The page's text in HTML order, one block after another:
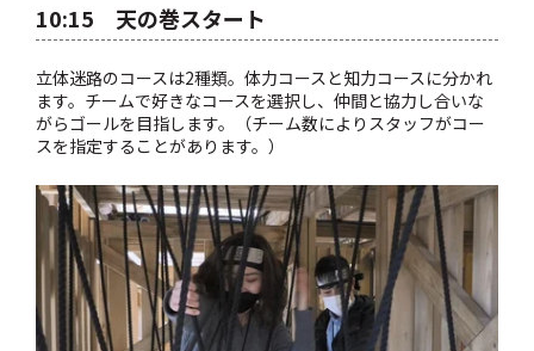
10:15 天の巻スタート
立体迷路のコースは2種類。体力コースと知力コースに分かれ
ます。チームで好きなコースを選択し、仲間と協力し合いな
がらゴールを目指します。（チーム数によりスタッフがコー
スを指定することがあります。）